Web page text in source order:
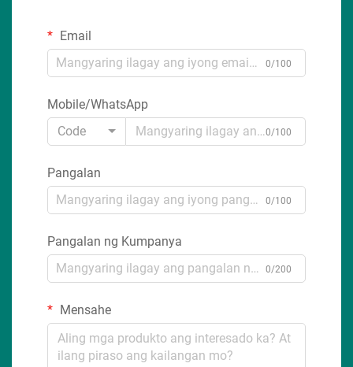
Email
0/100
Mobile/WhatsApp
Code
0/100
Pangalan
0/100
Pangalan ng Kumpanya
0/200
Mensahe